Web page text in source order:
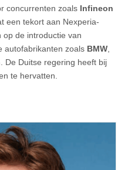
concurrenten zoals Infineon
een tekort aan Nexperia-
op de introductie van
autofabrikanten zoals BMW
. De Duitse regering heeft bij
te hervatten.